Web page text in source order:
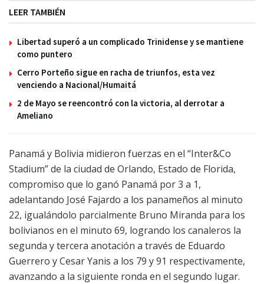
LEER TAMBIÉN
Libertad superó a un complicado Trinidense y se mantiene
como puntero
Cerro Porteño sigue en racha de triunfos, esta vez
venciendo a Nacional/Humaitá
2 de Mayo se reencontró con la victoria, al derrotar a
Ameliano
Panamá y Bolivia midieron fuerzas en el “Inter&Co
Stadium” de la ciudad de Orlando, Estado de Florida,
compromiso que lo ganó Panamá por 3 a 1,
adelantando José Fajardo a los panameños al minuto
22, igualándolo parcialmente Bruno Miranda para los
bolivianos en el minuto 69, logrando los canaleros la
segunda y tercera anotación a través de Eduardo
Guerrero y Cesar Yanis a los 79 y 91 respectivamente,
avanzando a la siguiente ronda en el segundo lugar.